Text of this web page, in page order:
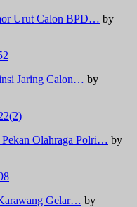
Urut Calon BPD… by
Jaring Calon… by
Olahraga Polri… by
Gelar… by